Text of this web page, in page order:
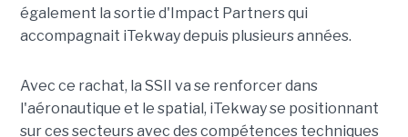
également la sortie d'Impact Partners qui
accompagnait iTekway depuis plusieurs années.
Avec ce rachat, la SSII va se renforcer dans
l'aéronautique et le spatial, iTekway se positionnant
sur ces secteurs avec des compétences techniques